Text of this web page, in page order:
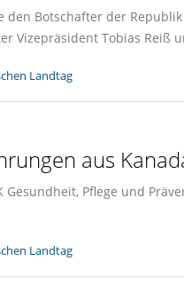
den Botschafter der
Vizepräsident Tobias Reiß
Landtag
aus
Gesundheit, Pflege und
Landtag